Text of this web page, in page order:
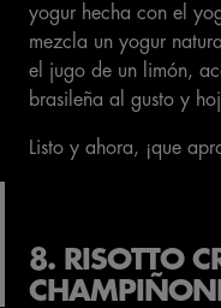
yogur hecha con el
mezcla un yogur
el jugo de un limón,
brasileña al gusto y
Listo y ahora, ¡que
8. RISOTTO